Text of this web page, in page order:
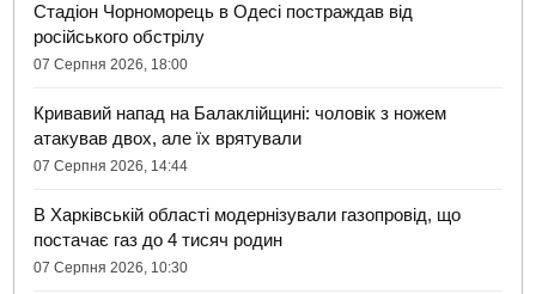
Стадіон Чорноморець в Одесі постраждав від
російського обстрілу
07 Серпня 2026, 18:00
Кривавий напад на Балаклійщині: чоловік з ножем
атакував двох, але їх врятували
07 Серпня 2026, 14:44
В Харківській області модернізували газопровід, що
постачає газ до 4 тисяч родин
07 Серпня 2026, 10:30